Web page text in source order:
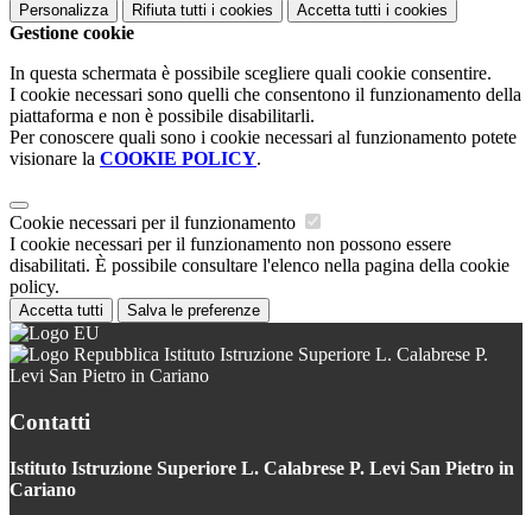
Personalizza Rifiuta tutti i cookies Accetta tutti i cookies
Gestione cookie
In questa schermata è possibile scegliere quali cookie consentire.
I cookie necessari sono quelli che consentono il funzionamento della
piattaforma e non è possibile disabilitarli.
Per conoscere quali sono i cookie necessari al funzionamento potete
visionare la COOKIE POLICY.
Cookie necessari per il funzionamento
I cookie necessari per il funzionamento non possono essere
disabilitati. È possibile consultare l'elenco nella pagina della cookie
policy.
Accetta tutti Salva le preferenze
Istituto Istruzione Superiore L. Calabrese P.
Levi San Pietro in Cariano
Contatti
Istituto Istruzione Superiore L. Calabrese P. Levi San Pietro in
Cariano